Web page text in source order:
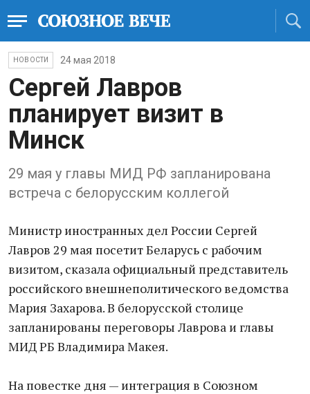
НОВОСТИ 24 мая 2018
Сергей Лавров
планирует визит в
Минск
29 мая у главы МИД РФ запланирована
встреча с белорусским коллегой
Министр иностранных дел России Сергей
Лавров 29 мая посетит Беларусь с рабочим
визитом, сказала официальный представитель
российского внешнеполитического ведомства
Мария Захарова. В белорусской столице
запланированы переговоры Лаврова и главы
МИД РБ Владимира Макея.
На повестке дня — интеграция в Союзном